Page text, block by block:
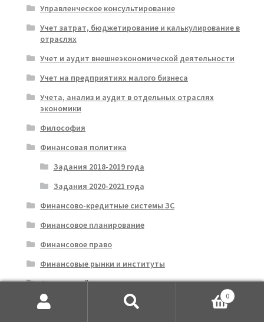
Управленческое консультирование
Учет затрат, бюджетирование и калькулирование в
отраслях
Учет и аудит внешнеэкономической деятельности
Учет на предприятиях малого бизнеса
Учета, анализ и аудит в отдельных отраслях
экономики
Философия
Финансовая политика
Задания 2018-2019 года
Задания 2020-2021 года
Финансово-кредитные системы ЗС
Финансовое планирование
Финансовое право
Финансовые рынки и институты
Финансовый консалтинг
Финансовый контроль
0